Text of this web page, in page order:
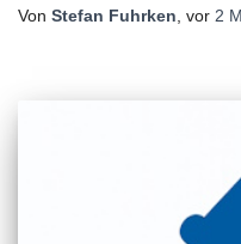
Von Stefan Fuhrken, vor 2